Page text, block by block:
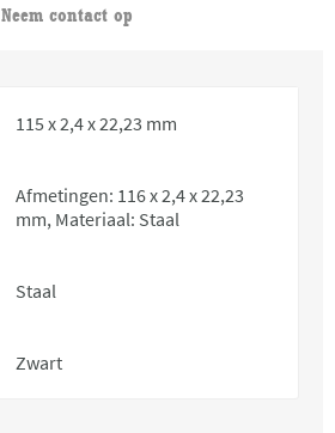
Neem contact op
115 x 2,4 x 22,23 mm
Afmetingen: 116 x 2,4 x 22,23
mm, Materiaal: Staal
Staal
Zwart